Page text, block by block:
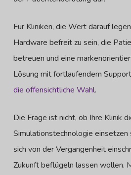
Für Kliniken, die Wert darauf
Hardware befreit zu sein, die
betreuen und eine
Lösung mit fortlaufendem
die offensichtliche Wahl.
Die Frage ist nicht, ob Ihre Klinik
Simulationstechnologie
sich von der Vergangenheit
Zukunft beflügeln lassen wollen.